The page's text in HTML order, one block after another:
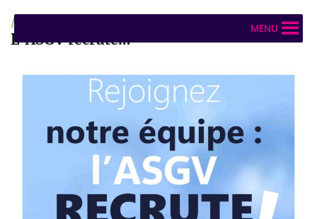
MENU
/
L’ASGV recrute…